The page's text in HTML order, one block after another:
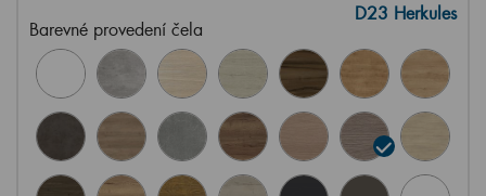
Barevné provedení čela
D23 Herkules